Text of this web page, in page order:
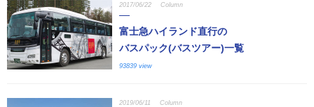
2017/06/22 Column
富士急ハイランド直行の
バスパック(バスツアー)一覧
93839 view
2019/06/11 Column